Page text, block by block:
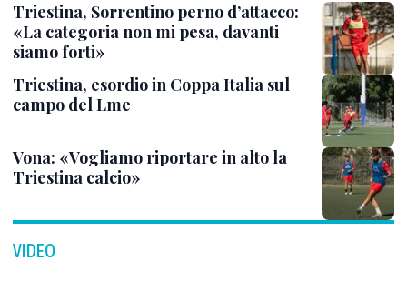
Triestina, Sorrentino perno d’attacco:
«La categoria non mi pesa, davanti
siamo forti»
Triestina, esordio in Coppa Italia sul
campo del Lme
Vona: «Vogliamo riportare in alto la
Triestina calcio»
VIDEO